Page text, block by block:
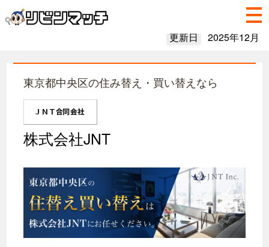
更新日 2025年12月
東京都中央区の住み替え・買い替えなら
株式会社JNT